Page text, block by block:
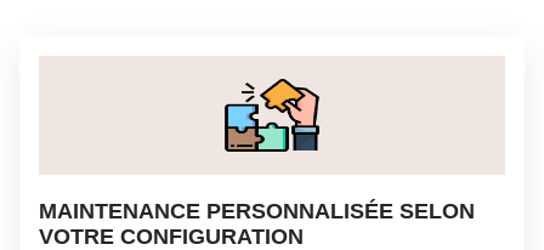
MAINTENANCE PERSONNALISÉE SELON
VOTRE CONFIGURATION